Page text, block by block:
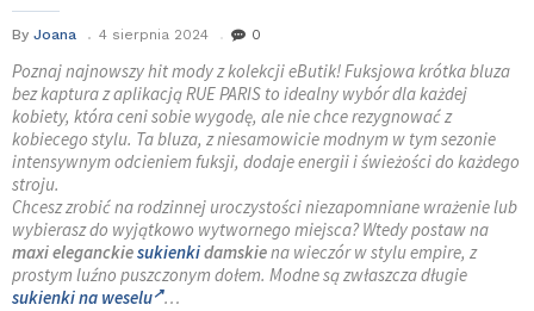
By Joana 4 sierpnia 2024 0
Poznaj najnowszy hit mody z kolekcji eButik! Fuksjowa krótka bluza
bez kaptura z aplikacją RUE PARIS to idealny wybór dla każdej
kobiety, która ceni sobie wygodę, ale nie chce rezygnować z
kobiecego stylu. Ta bluza, z niesamowicie modnym w tym sezonie
intensywnym odcieniem fuksji, dodaje energii i świeżości do każdego
stroju.
Chcesz zrobić na rodzinnej uroczystości niezapomniane wrażenie lub
wybierasz do wyjątkowo wytwornego miejsca? Wtedy postaw na
maxi eleganckiesukienkidamskiena wieczór w stylu empire, z
prostym luźno puszczonym dołem. Modne są zwłaszcza długie
sukienki na weselu …